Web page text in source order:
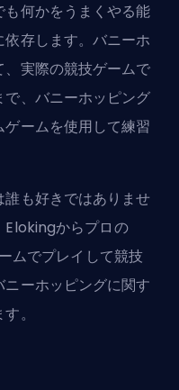
何かをうまくやる能
存します。バニーホ
実際の競技ゲームで
、バニーホッピング
ームを使用して練習
も好きではありませ
Elokingからプロの
ムでプレイして競技
ーホッピングに関す
。